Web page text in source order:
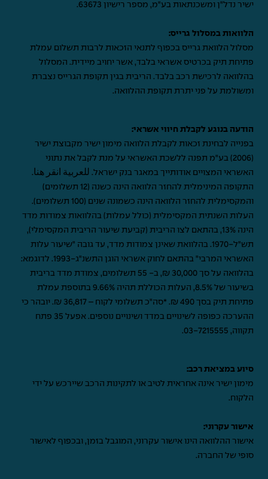
ישיר נדל"ן ומשכנתאות בע"מ, מספר רישיון 63673.
הלוואות במסלול גרייס:
מסלול הלוואת גרייס בכפוף לתנאי הזכאות לרבות תשלום עמלת
פתיחת תיק בכרטיס אשראי בלבד, אשר יחויב מיידית. המסלול
בהלוואה לרכישת רכב בלבד. הריבית בגין תקופת הגרייס נצברת
ומשולמת על פני יתרת תקופת ההלוואה.
הודעה בנוגע לקבלת חיווי אשראי:
בפנייה לבחינת זכאות לקבלת הלוואה מימון ישיר מקבוצת ישיר
(2006) בע"מ תפנה ללשכת האשראי על מנת לקבל את נתוני
האשראי המצויים אודותייך במאגר בנק ישראל. للعربية انقر هنا.
התקופה המינימלית להחזר הלוואה הינה כשנה (12 תשלומים)
והמקסימלית להחזר הלוואה הינה כשמונה שנים (100 תשלומים).
העלות השנתית המקסימלית (כולל עמלות) בהלוואות צמודות מדד
הינה 13%, בהתאם לצו הריבית (קביעת שיעור הריבית המקסימלי),
תש"ל-1970. בהלוואת שאינן צמודות מדד, עד גובה "שיעור עלות
האשראי המרבי" בהתאם לחוק אשראי הוגן התשנ"ג-1993. לדוגמא:
בהלוואה על סך 30,000 ₪, ב- 55 תשלומים, צמודת מדד בריבית
בשיעור של 8.5%, העלות הכוללת תהיה 9.66% בתוספת עמלת
פתיחת תיק בסך 490 ₪. *סה"כ תשלומי לקוח – 36,817 ₪. יובהר כי
ההערכה כפופה לשינויים במדד ושינויים נוספים. אפעל 35 פתח
תקווה, 03-7215555
.
סיוע במציאת רכב:
מימון ישיר אינה אחראית לטיב או לתקינות הרכב שיירכש על ידי
הלקוח.
אישור עקרוני:
אישור ההלוואה הינו אישור עקרוני, המוגבל בזמן, ובכפוף לאישור
סופי של החברה.